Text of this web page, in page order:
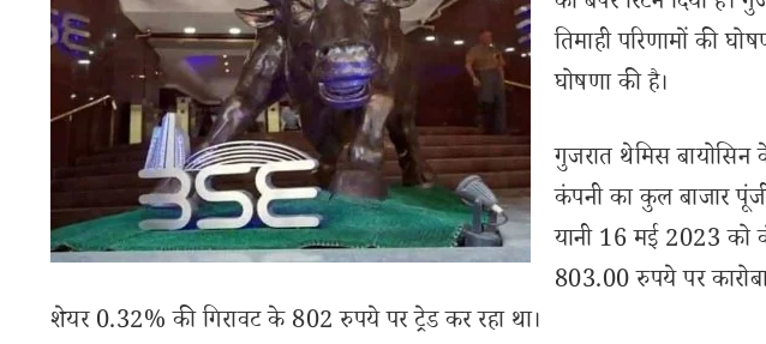
तिमाही परिणामों की
घोषणा की है।
गुजरात थेमिस बायोसिन
कंपनी का कुल बाजार
यानी 16 मई 2023
803.00 रुपये पर
शेयर 0.32% की गिरावट के 802 रुपये पर ट्रेड कर रहा था।